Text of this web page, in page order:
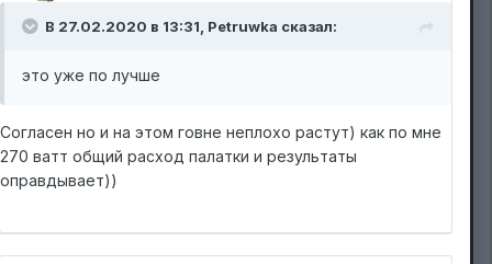
В 27.02.2020 в 13:31, Petruwka сказал:
это уже по лучше
Согласен но и на этом говне неплохо растут) как по мне
270 ватт общий расход палатки и результаты
оправдывает))